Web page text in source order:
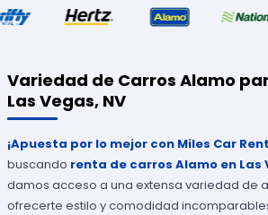
Variedad de Carros Alamo
Las Vegas, NV
¡Apuesta por lo mejor con Miles Car
buscando renta de carros Alamo en Las
damos acceso a una extensa variedad de
ofrecerte estilo y comodidad